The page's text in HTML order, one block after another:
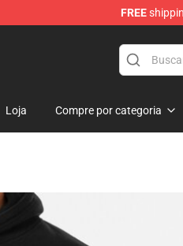
FREE
Loja Compre por categoria